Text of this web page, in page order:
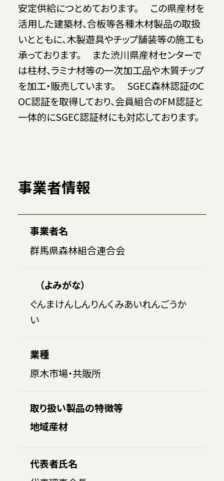
安定供給につとめております。 この県産材を
活用した建築材、合板等各種木材製品の取扱
いとともに、木製遊具やチップ舗装等の施工も
承っております。 また渋川県産材センターで
は柱材、ラミナ材等の一次加工品や木質チップ
を加工・販売しています。 SGEC森林認証のC
OC認証を取得しており、会員組合のFM認証と
一体的にSGEC認証材にも対応しております。
事業者情報
事業者名
群馬県森林組合連合会
（よみがな）
ぐんまけんしんりんくみあいれんごうか
い
業種
原木市場・共販所
取り扱い製品の特徴等
地域産材
代表者氏名